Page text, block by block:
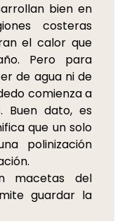
bien en
costeras
el calor que
Pero para
de agua ni de
comienza a
dato, es
que un solo
polinización
macetas del
guardar la